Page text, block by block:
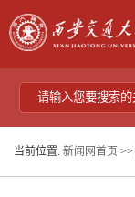
当前位置: 新闻网首页 >>